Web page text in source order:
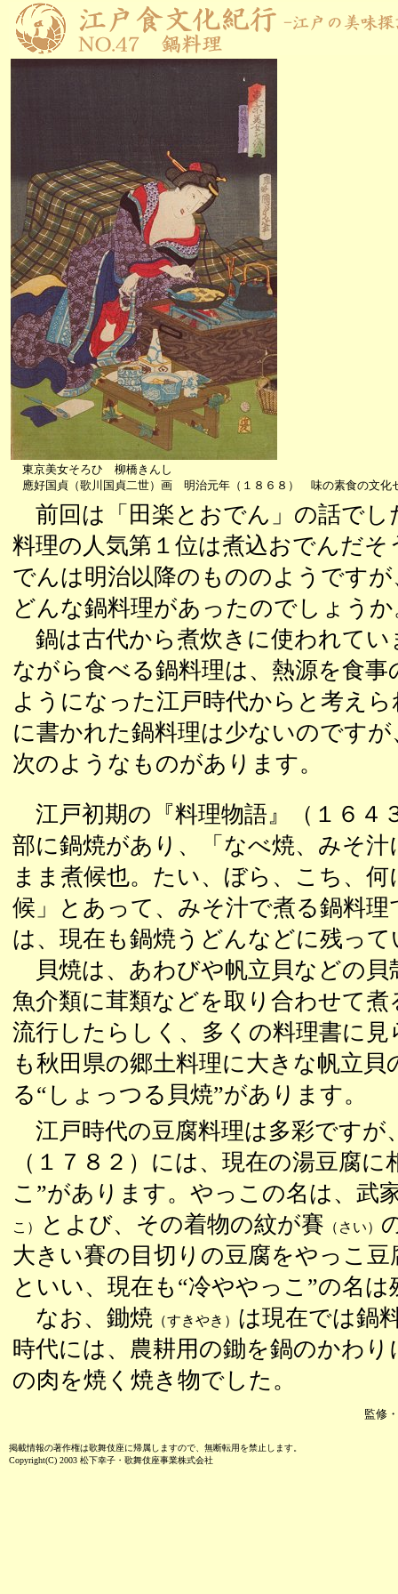
東京美女そろひ 柳橋きんし
應好国貞（歌川国貞二世）画 明治元年（１８６８） 味の素食の文化
前回は「田楽とおでん」の話でし
料理の人気第１位は煮込おでんだそ
でんは明治以降のもののようです
どんな鍋料理があったのでしょうか
鍋は古代から煮炊きに使われて
ながら食べる鍋料理は、熱源を食事
ようになった江戸時代からと考え
に書かれた鍋料理は少ないのです
次のようなものがあります。
江戸初期の『料理物語』（１６４
部に鍋焼があり、「なべ焼、みそ
まま煮候也。たい、ぼら、こち、
候」とあって、みそ汁で煮る鍋料理
は、現在も鍋焼うどんなどに残っ
貝焼は、あわびや帆立貝などの
魚介類に茸類などを取り合わせて煮
流行したらしく、多くの料理書に見
も秋田県の郷土料理に大きな帆立貝
る“しょっつる貝焼”があります。
江戸時代の豆腐料理は多彩ですが
（１７８２）には、現在の湯豆腐
こ”があります。やっこの名は、武
こ） とよび、その着物の紋が賽 （さい）
大きい賽の目切りの豆腐をやっこ
といい、現在も“冷ややっこ”の名
なお、鋤焼 （すきやき） は現在では鍋
時代には、農耕用の鋤を鍋のかわ
の肉を焼く焼き物でした。
監修
掲載情報の著作権は歌舞伎座に帰属しますので、無断転用を禁止します。
Copyright(C) 2003 松下幸子・歌舞伎座事業株式会社